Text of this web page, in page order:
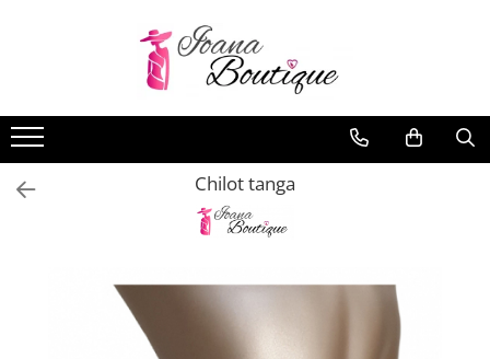
Chiloti clasici
Chiloti tanga
Compleuri & body-uri
Maiouri dama
Chilot tanga